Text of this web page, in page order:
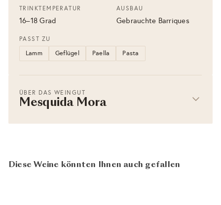
TRINKTEMPERATUR
16–18 Grad
AUSBAU
Gebrauchte Barriques
PASST ZU
Lamm Geflügel Paella Pasta
ÜBER DAS WEINGUT
Mesquida Mora
Diese Weine könnten Ihnen auch gefallen